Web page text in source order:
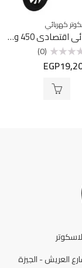
كهربائي
سكوتر كهربائي اقتصادي 450 واط
(0)
EGP
العريش - الجيزة